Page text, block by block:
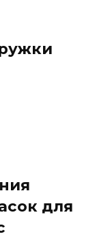
для